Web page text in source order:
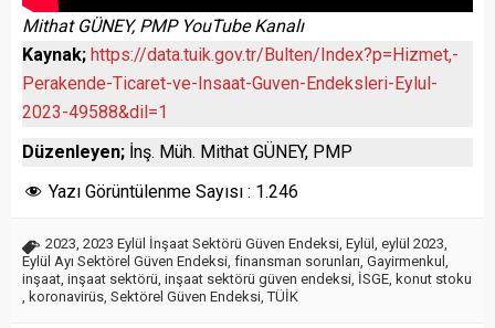
Mithat GÜNEY, PMP YouTube Kanalı
Kaynak; https://data.tuik.gov.tr/Bulten/Index?p=Hizmet,-
Perakende-Ticaret-ve-Insaat-Guven-Endeksleri-Eylul-
2023-49588&dil=1
Düzenleyen; İnş. Müh. Mithat GÜNEY, PMP
Yazı Görüntülenme Sayısı : 1.246
2023 2023 Eylül İnşaat Sektörü Güven Endeksi Eylül eylül 2023
Eylül Ayı Sektörel Güven Endeksi finansman sorunları Gayirmenkul
inşaat inşaat sektörü inşaat sektörü güven endeksi İSGE konut stoku
koronavirüs Sektörel Güven Endeksi ,TÜİK